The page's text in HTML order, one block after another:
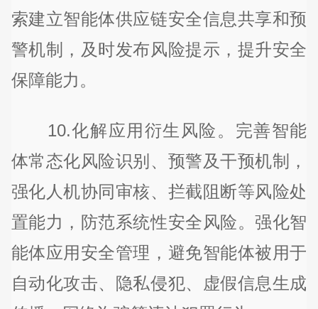
索建立智能体供应链安全信息共享和预
警机制，及时发布风险提示，提升安全
保障能力。
10.化解应用衍生风险。完善智能
体常态化风险识别、预警及干预机制，
强化人机协同审核、拦截阻断等风险处
置能力，防范系统性安全风险。强化智
能体应用安全管理，避免智能体被用于
自动化攻击、隐私侵犯、虚假信息生成